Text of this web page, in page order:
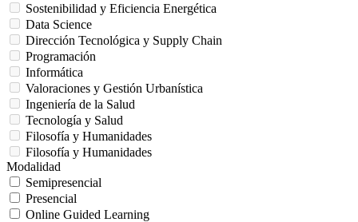
Sostenibilidad y Eficiencia Energética
Data Science
Dirección Tecnológica y Supply Chain
Programación
Informática
Valoraciones y Gestión Urbanística
Ingeniería de la Salud
Tecnología y Salud
Filosofía y Humanidades
Filosofía y Humanidades
Modalidad
Semipresencial
Presencial
Online Guided Learning